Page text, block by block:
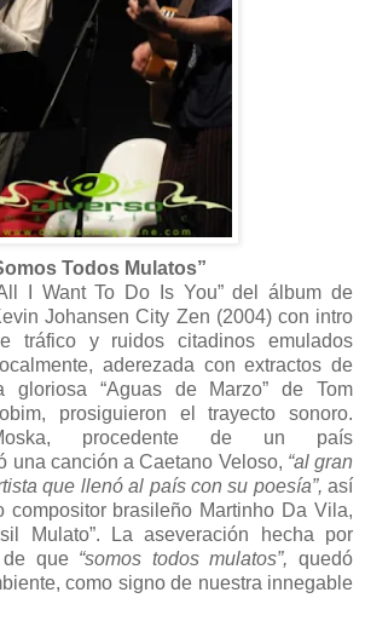
Todos Mulatos”
I Want To Do Is You” del álbum de
Johansen City Zen (2004) con intro
tráfico y ruidos citadinos emulados
aderezada con extractos de
gloriosa “Aguas de Marzo” de Tom
prosiguieron el trayecto sonoro.
procedente de un país
una canción a Caetano Veloso, “al gran
que llenó al país con su poesía”, así
compositor brasileño Martinho Da Vila,
Mulato”. La aseveración hecha por
de que “somos todos mulatos”, quedó
como signo de nuestra innegable